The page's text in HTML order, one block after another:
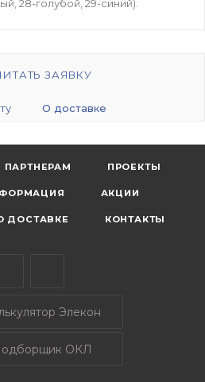
28-голубой, 29-синий).
ЗАЯВКУ
О доставке
ПАРТНЕРАМ ПРОЕКТЫ
АКЦИИ
ДОСТАВКЕ КОНТАКТЫ
Элекон
ОКЛ